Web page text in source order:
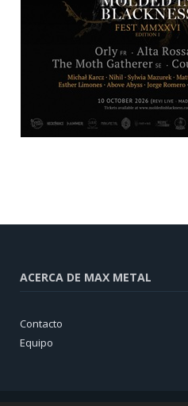
ACERCA DE MAX METAL
Contacto
Equipo